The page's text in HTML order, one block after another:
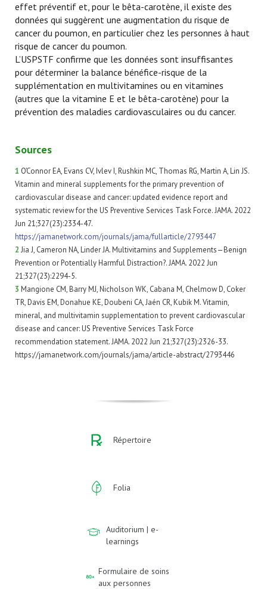
effet préventif et, pour le bêta-carotène, il existe des
données qui suggèrent une augmentation du risque de
cancer du poumon, en particulier chez les personnes à haut
risque de cancer du poumon.
L’USPSTF confirme que les données sont insuffisantes
pour déterminer la balance bénéfice-risque de la
supplémentation en multivitamines ou en vitamines
(autres que la vitamine E et le bêta-carotène) pour la
prévention des maladies cardiovasculaires ou du cancer.
Sources
1 O’Connor EA, Evans CV, Ivlev I, Rushkin MC, Thomas RG, Martin A, Lin JS.
Vitamin and mineral supplements for the primary prevention of
cardiovascular disease and cancer: updated evidence report and
systematic review for the US Preventive Services Task Force. JAMA. 2022
Jun 21;327(23):2334-47.
https://jamanetwork.com/journals/jama/fullarticle/2793447
2 Jia J, Cameron NA, Linder JA. Multivitamins and Supplements—Benign
Prevention or Potentially Harmful Distraction?. JAMA. 2022 Jun
21;327(23):2294-5.
3 Mangione CM, Barry MJ, Nicholson WK, Cabana M, Chelmow D, Coker
TR, Davis EM, Donahue KE, Doubeni CA, Jaén CR, Kubik M. Vitamin,
mineral, and multivitamin supplementation to prevent cardiovascular
disease and cancer: US Preventive Services Task Force
recommendation statement. JAMA. 2022 Jun 21;327(23):2326-33.
https://jamanetwork.com/journals/jama/article-abstract/2793446
Répertoire
Folia
Auditorium | e-
learnings
Formulaire de soins
aux personnes